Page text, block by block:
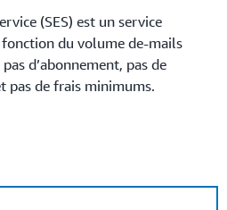
(SES) est un service
du volume de-mails
d’abonnement, pas de
pas de frais minimums.